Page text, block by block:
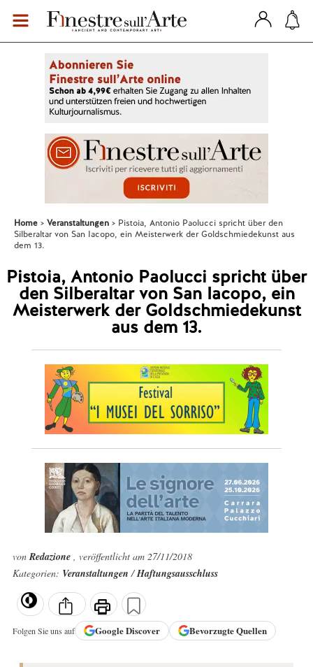
Home Veranstaltungen
Pistoia, Antonio Paolucci spricht über den
Silberaltar von San Iacopo, ein Meisterwerk der Goldschmiedekunst aus
dem 13.
Pistoia, Antonio Paolucci spricht über
den Silberaltar von San Iacopo, ein
Meisterwerk der Goldschmiedekunst
aus dem 13.
vonRedazione , veröffentlicht am 27/11/2018
Kategorien: Veranstaltungen/Haftungsausschluss
Folgen Sie uns auf GoogleDiscover Bevorzugte Quellen